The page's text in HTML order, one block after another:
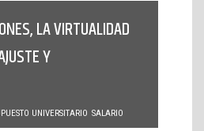
LA VIRTUALIDAD
Y
UNIVERSITARIO SALARIO